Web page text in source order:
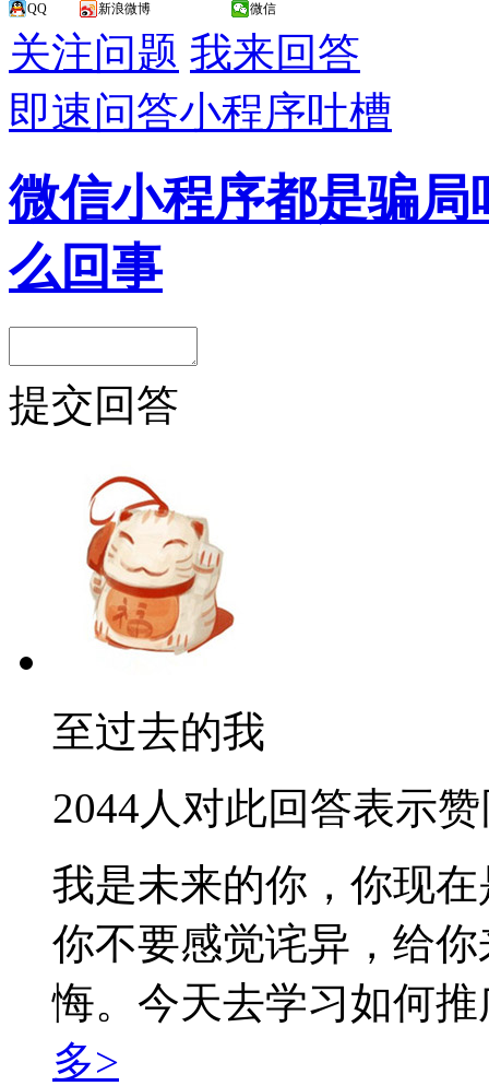
QQ 新浪微博 微信
关注问题 我来回答
即速问答小程序吐槽
微信小程序都是骗
么回事
提交回答
至过去的我
2044人对此回答表示
我是未来的你，你现
你不要感觉诧异，给
悔。今天去学习如何
多>